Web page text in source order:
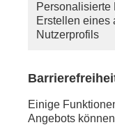
Personalisierte
Erstellen eines
Nutzerprofils
Einige
Angebots